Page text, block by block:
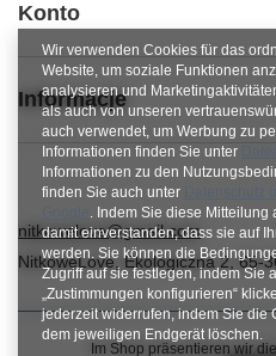
Konto
Informacje
nitkowelove@gmail.com
NitkoweLove,Ekologiczna 2,65-
Im Shop präsentieren wir
Wir verwenden Cookies für das
Website, um soziale Funktionen
analysieren und
als auch von unseren
auch verwendet, um Werbung zu
Informationen finden Sie unter
Informationen zu den
finden Sie auch unter
. Indem Sie diese Mitteilung
damit einverstanden, dass sie auf
werden. Sie können die
Zugriff auf sie festlegen, indem Sie
„Zustimmungen konfigurieren“
jederzeit widerrufen, indem Sie die
dem jeweiligen Endgerät löschen.